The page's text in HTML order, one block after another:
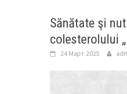
Sănătate şi
colesterolului
24 Март 2025